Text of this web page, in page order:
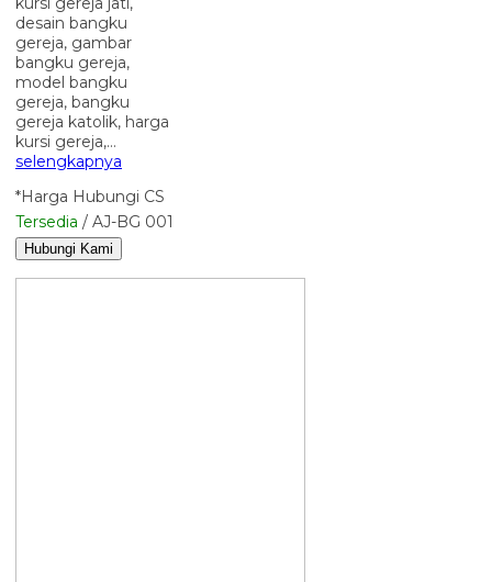
desain bangku
gereja, gambar
bangku gereja,
model bangku
gereja, bangku
gereja katolik, harga
kursi gereja,…
selengkapnya
*Harga Hubungi CS
Tersedia / AJ-BG 001
Hubungi Kami